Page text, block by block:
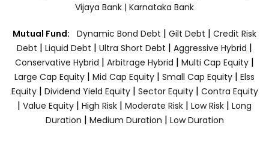
Vijaya Bank | Karnataka Bank
Mutual Fund: Dynamic Bond Debt | Gilt Debt | Credit Risk
Debt | Liquid Debt | Ultra Short Debt | Aggressive Hybrid |
Conservative Hybrid | Arbitrage Hybrid | Multi Cap Equity |
Large Cap Equity | Mid Cap Equity | Small Cap Equity | Elss
Equity| Dividend Yield Equity| Sector Equity | Contra Equity
| Value Equity | High Risk | Moderate Risk | Low Risk | Long
Duration | Medium Duration | Low Duration